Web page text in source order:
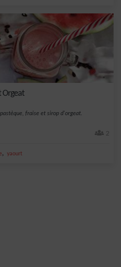
Orgeat
fraise et sirop d'orgeat.
2
, yaourt